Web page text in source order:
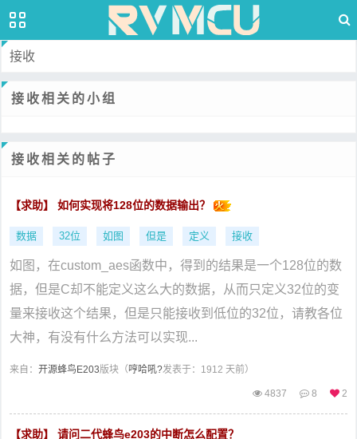
接收
接收相关的小组
接收相关的帖子
【求助】 如何实现将128位的数据输出？
数据 32位 如图 但是 定义 接收
如图，在custom_aes函数中，得到的结果是一个128位的数
据，但是C却不能定义这么大的数据，从而只定义32位的变
量来接收这个结果，但是只能接收到低位的32位，请教各位
大神，有没有什么方法可以实现...
来自： 开源蜂鸟E203版块（哼哈吼?发表于：1912 天前）
4837 8 2
【求助】 请问二代蜂鸟e203的中断怎么配置？